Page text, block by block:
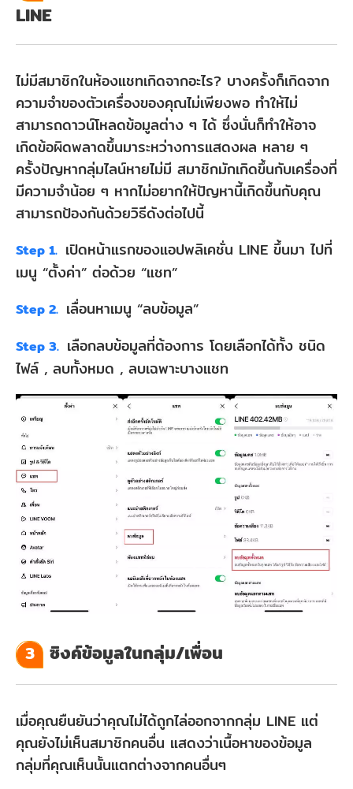
LINE
ไม่มีสมาชิกในห้องแชทเกิดจากอะไร? บางครั้งก็เกิดจาก
ความจำของตัวเครื่องของคุณไม่เพียงพอ ทำให้ไม่
สามารถดาวน์โหลดข้อมูลต่าง ๆ ได้ ซึ่งนั่นก็ทำให้อาจ
เกิดข้อผิดพลาดขึ้นมาระหว่างการแสดงผล หลาย ๆ
ครั้งปัญหากลุ่มไลน์หายไม่มี สมาชิกมักเกิดขึ้นกับเครื่องที่
มีความจำน้อย ๆ หากไม่อยากให้ปัญหานี้เกิดขึ้นกับคุณ
สามารถป้องกันด้วยวิธีดังต่อไปนี้
Step 1. เปิดหน้าแรกของแอปพลิเคชั่น LINE ขึ้นมา ไปที่
เมนู “ตั้งค่า” ต่อด้วย “แชท”
Step 2. เลื่อนหาเมนู “ลบข้อมูล”
Step 3. เลือกลบข้อมูลที่ต้องการ โดยเลือกได้ทั้ง ชนิด
ไฟล์ , ลบทั้งหมด , ลบเฉพาะบางแชท
3 ซิงค์ข้อมูลในกลุ่ม/เพื่อน
เมื่อคุณยืนยันว่าคุณไม่ได้ถูกไล่ออกจากกลุ่ม LINE แต่
คุณยังไม่เห็นสมาชิกคนอื่น แสดงว่าเนื้อหาของข้อมูล
กลุ่มที่คุณเห็นนั้นแตกต่างจากคนอื่นๆ